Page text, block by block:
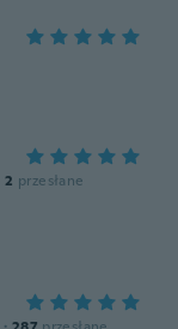
2 przesłane